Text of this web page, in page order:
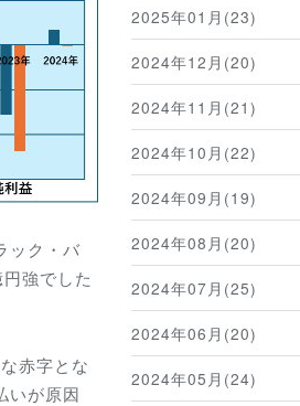
ック・バ
強でした
赤字とな
いが原因
2025年01月(23)
2024年12月(20)
2024年11月(21)
2024年10月(22)
2024年09月(19)
2024年08月(20)
2024年07月(25)
2024年06月(20)
2024年05月(24)